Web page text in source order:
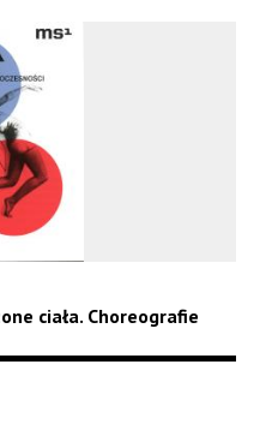
ciała. Choreografie